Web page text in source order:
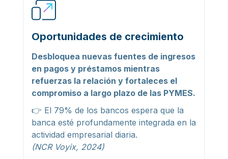
Oportunidades de crecimiento
Desbloquea nuevas fuentes de ingresos
en pagos y préstamos mientras
refuerzas la relación y fortaleces el
compromiso a largo plazo de las PYMES.
👉 El 79% de los bancos espera que la
banca esté profundamente integrada en la
actividad empresarial diaria.
(NCR Voyix, 2024)